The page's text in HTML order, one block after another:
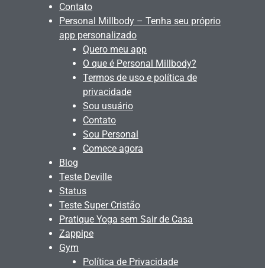
Contato
Personal Millbody – Tenha seu próprio
app personalizado
Quero meu app
O que é Personal Millbody?
Termos de uso e política de
privacidade
Sou usuário
Contato
Sou Personal
Comece agora
Blog
Teste Deville
Status
Teste Super Cristão
Pratique Yoga sem Sair de Casa
Zappipe
Gym
Política de Privacidade